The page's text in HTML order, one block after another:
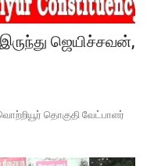
ஜெயிச்சவன்,
தொகுதி வேட்பாளர்